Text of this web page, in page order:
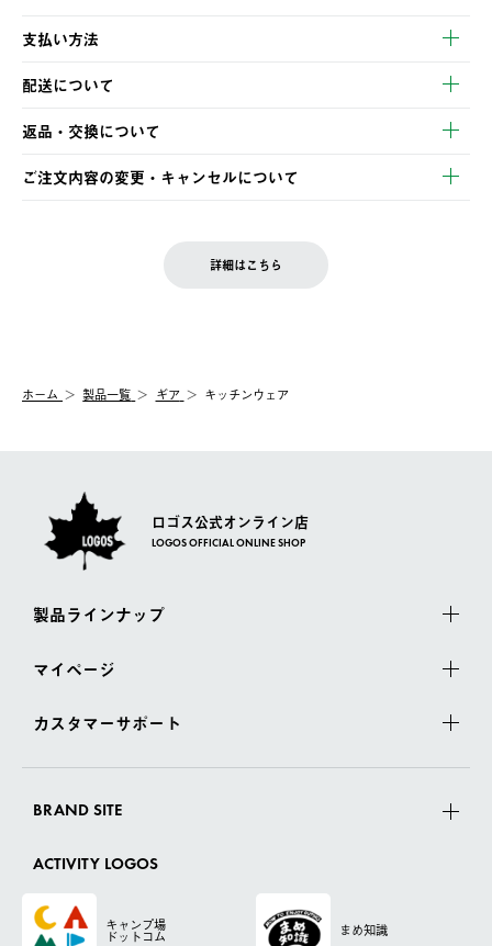
支払い方法
以下のいずれかの方法でお支払いいただけます。
・クレジットカード決済
・コンビニ決済
・Pay-easy決済
配送について
【発送スケジュール】
ご注文・ご入金完了より2営業日以内に商品を発送いたします。
土日祝の発送はございませんので、木曜日以降のご注文は週明け
の発送となる場合がございます。
【配送業者】
佐川急便にて配送されます。
返品・交換について
※お客様都合の場合
お客様都合の返品にかかる送料は、お客様ご負担とさせていただ
一度お手元の商品を返品いただき、ご希望商品を再注文してくだ
ご注文内容の変更・キャンセルについて
LOGOS FAMILY会員の方は、会員マイページ内 購入履歴画面に
詳細はこちら
ホーム 製品一覧 ギア キッチンウェア
ロゴス公式オンライン店
LOGOS OFFICIAL ONLINE SHOP
製品ラインナップ
マイページ
カスタマーサポート
BRAND SITE
ACTIVITY LOGOS
キャンプ場
ドットコム まめ知識